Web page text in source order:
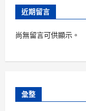
近期留言
尚無留言可供顯示。
彙整